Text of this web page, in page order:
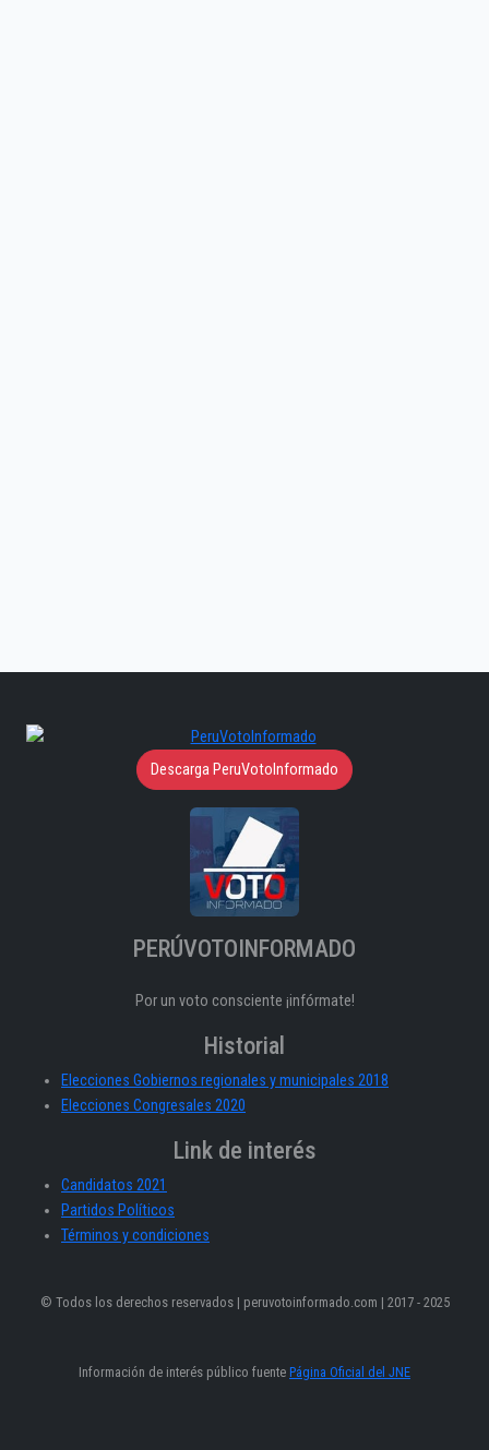
Descarga PeruVotoInformado
PERÚVOTOINFORMADO
Por un voto consciente ¡infórmate!
Historial
Elecciones Gobiernos regionales y municipales 2018
Elecciones Congresales 2020
Link de interés
Candidatos 2021
Partidos Políticos
Términos y condiciones
© Todos los derechos reservados | peruvotoinformado.com | 2017 - 2025
Información de interés público fuente Página Oficial del JNE